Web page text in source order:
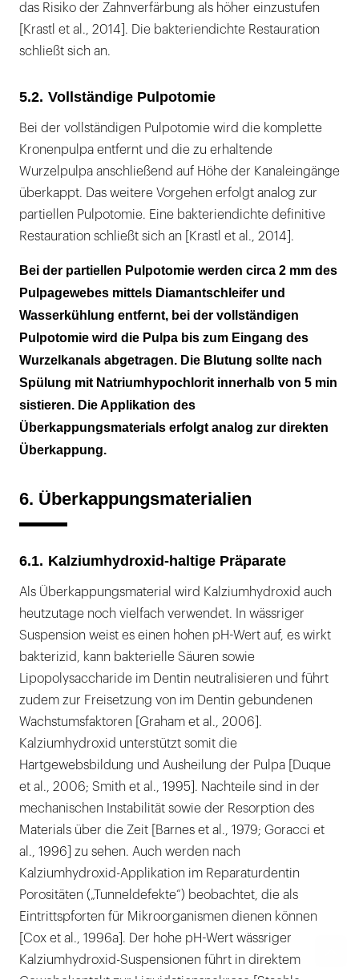
das Risiko der Zahnverfärbung als höher einzustufen
[Krastl et al., 2014]. Die bakteriendichte Restauration
schließt sich an.
5.2. Vollständige Pulpotomie
Bei der vollständigen Pulpotomie wird die komplette
Kronenpulpa entfernt und die zu erhaltende
Wurzelpulpa anschließend auf Höhe der Kanaleingänge
überkappt. Das weitere Vorgehen erfolgt analog zur
partiellen Pulpotomie. Eine bakteriendichte definitive
Restauration schließt sich an [Krastl et al., 2014].
Bei der partiellen Pulpotomie werden circa 2 mm des
Pulpagewebes mittels Diamantschleifer und
Wasserkühlung entfernt, bei der vollständigen
Pulpotomie wird die Pulpa bis zum Eingang des
Wurzelkanals abgetragen. Die Blutung sollte nach
Spülung mit Natriumhypochlorit innerhalb von 5 min
sistieren. Die Applikation des
Überkappungsmaterials erfolgt analog zur direkten
Überkappung.
6. Überkappungsmaterialien
6.1. Kalziumhydroxid-haltige Präparate
Als Überkappungsmaterial wird Kalziumhydroxid auch
heutzutage noch vielfach verwendet. In wässriger
Suspension weist es einen hohen pH-Wert auf, es wirkt
bakterizid, kann bakterielle Säuren sowie
Lipopolysaccharide im Dentin neutralisieren und führt
zudem zur Freisetzung von im Dentin gebundenen
Wachstumsfaktoren [Graham et al., 2006].
Kalziumhydroxid unterstützt somit die
Hartgewebsbildung und Ausheilung der Pulpa [Duque
et al., 2006; Smith et al., 1995]. Nachteile sind in der
mechanischen Instabilität sowie der Resorption des
Materials über die Zeit [Barnes et al., 1979; Goracci et
al., 1996] zu sehen. Auch werden nach
Kalziumhydroxid-Applikation im Reparaturdentin
Porositäten („Tunneldefekte“) beobachtet, die als
Eintrittspforten für Mikroorganismen dienen können
[Cox et al., 1996a]. Der hohe pH-Wert wässriger
Kalziumhydroxid-Suspensionen führt in direktem